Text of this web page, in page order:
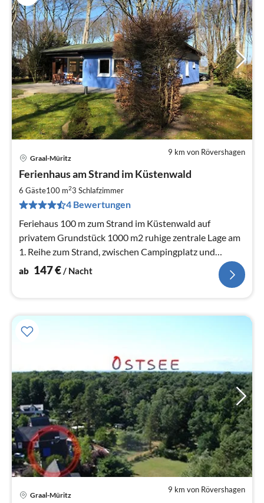
9 km von Rövershagen
Graal-Müritz
Ferienhaus am Strand im Küstenwald
6 Gäste100 m23 Schlafzimmer
4 Bewertungen
Feriehaus 100 m zum Strand im Küstenwald auf
privatem Grundstück 1000 m2 ruhige zentrale Lage am
1. Reihe zum Strand, zwischen Campingplatz und
Rhododendron Park
ab 147€/ Nacht
9 km von Rövershagen
Graal-Müritz